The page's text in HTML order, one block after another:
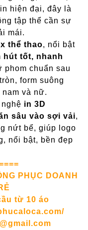
hiện đại, đây là
tập thể cần sự
mái.
thể thao, nổi bật
hút tốt, nhanh
phom chuẩn sau
form suông
và nữ.
in 3D
sâu vào sợi vải,
nứt bể, giúp logo
nổi bật, bền đẹp
PHỤC DOANH
từ 10 áo